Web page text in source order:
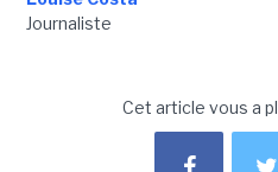
Journaliste
Cet article vous a